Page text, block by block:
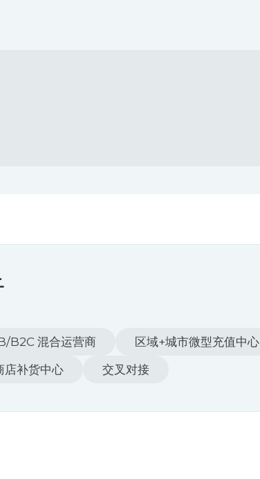
B2C 混合运营商 区域+城市微型充值中心
店补货中心 交叉对接